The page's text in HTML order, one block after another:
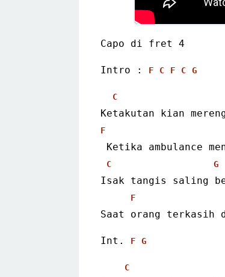
Capo di fret 4
Intro : F C F C G
C
Ketakutan kian
F
Ketika ambulance
C G
Isak tangis saling
F
Saat orang terkasih
Int. F G
C